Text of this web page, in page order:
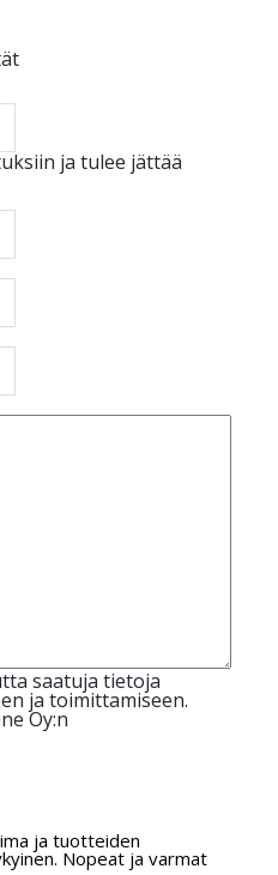
ja tulee jättää
saatuja tietoja
ja toimittamiseen.
Oy:n
ja tuotteiden
Nopeat ja varmat